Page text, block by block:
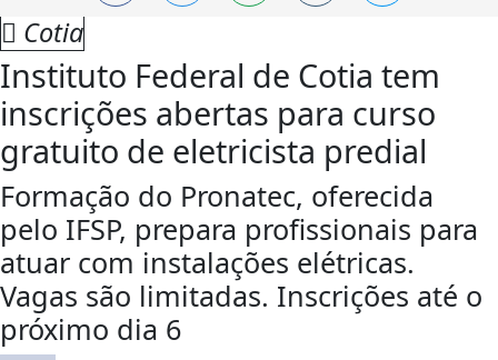
Cotia
Instituto Federal de Cotia tem
inscrições abertas para curso
gratuito de eletricista predial
Formação do Pronatec, oferecida
pelo IFSP, prepara profissionais para
atuar com instalações elétricas.
Vagas são limitadas. Inscrições até o
próximo dia 6